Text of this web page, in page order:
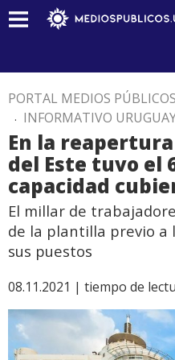
PORTAL MEDIOS PÚBLICOS
. INFORMATIVO
En la
del Este tuvo el
capacidad
El millar de
de la plantilla previo a
sus puestos
08.11.2021 | tiempo de